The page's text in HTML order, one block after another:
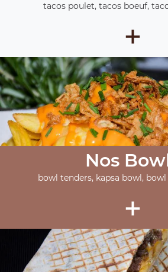
tacos poulet, tacos boeuf,
+
Nos
bowl tenders, kapsa bowl, bowl
+